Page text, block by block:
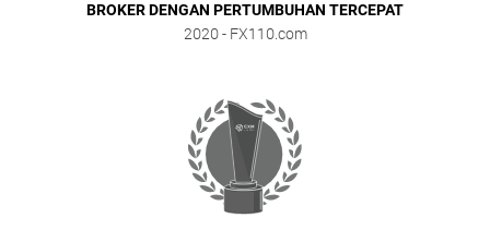
BROKER DENGAN PERTUMBUHAN TERCEPAT
2020- FX110.com